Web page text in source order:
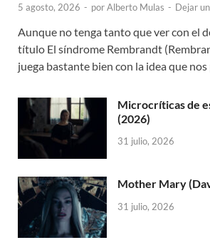
5 agosto, 2026 - porAlberto Mulas - Dejar
Aunque no tenga tanto que ver con el
título El síndrome Rembrandt
juega bastante bien con la idea que nos
Microcríticas de
(2026)
31 julio, 2026
Mother Mary
31 julio, 2026